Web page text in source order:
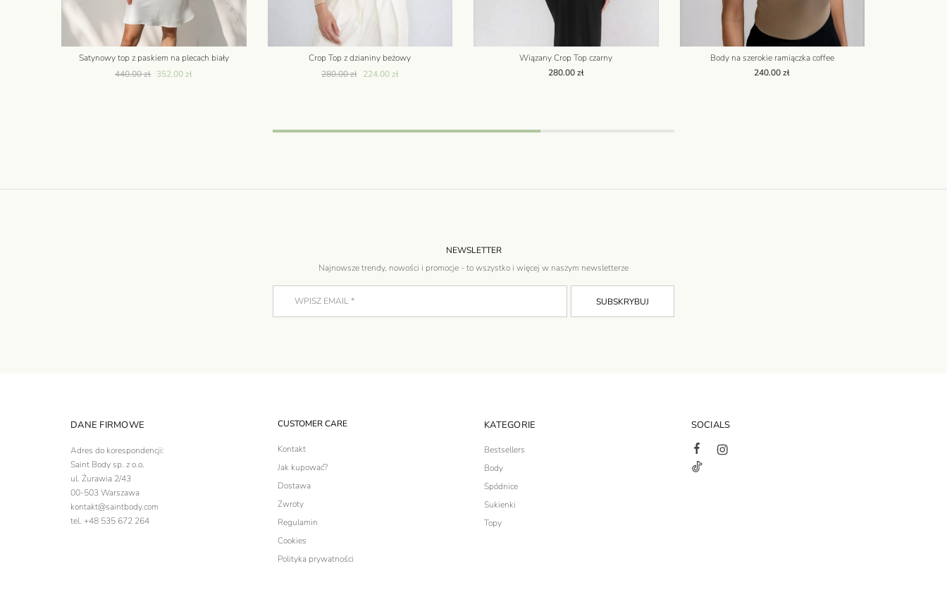
Satynowy top z paskiem na plecach biały
440.00zł 352.00zł
Crop Top z dzianiny beżowy
280.00zł 224.00zł
Wiązany Crop Top czarny
280.00zł
Body na szerokie ramiączka coffee
240.00zł
NEWSLETTER
Najnowsze trendy, nowości i promocje - to wszystko i więcej w naszym newsletterze
DANE FIRMOWE
Adres do korespondencji:
Saint Body sp. z o.o.
ul. Żurawia 2/43
00-503 Warszawa
kontakt@saintbody.com
tel. +48 535 672 264​
CUSTOMER CARE
Kontakt
Jak kupować?
Dostawa
Zwroty
Regulamin
Cookies
Polityka prywatności
KATEGORIE
Bestsellers
Body
Spódnice
Sukienki
Topy
SOCIALS